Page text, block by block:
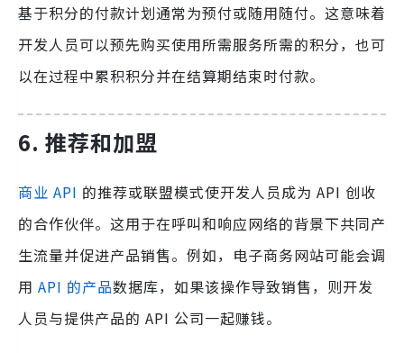
基于积分的付款计划通常为预付或随用随付。这意味着
开发人员可以预先购买使用所需服务所需的积分，也可
以在过程中累积积分并在结算期结束时付款。
6. 推荐和加盟
商业 API 的推荐或联盟模式使开发人员成为 API 创收
的合作伙伴。这用于在呼叫和响应网络的背景下共同产
生流量并促进产品销售。例如，电子商务网站可能会调
用 API 的产品数据库，如果该操作导致销售，则开发
人员与提供产品的 API 公司一起赚钱。